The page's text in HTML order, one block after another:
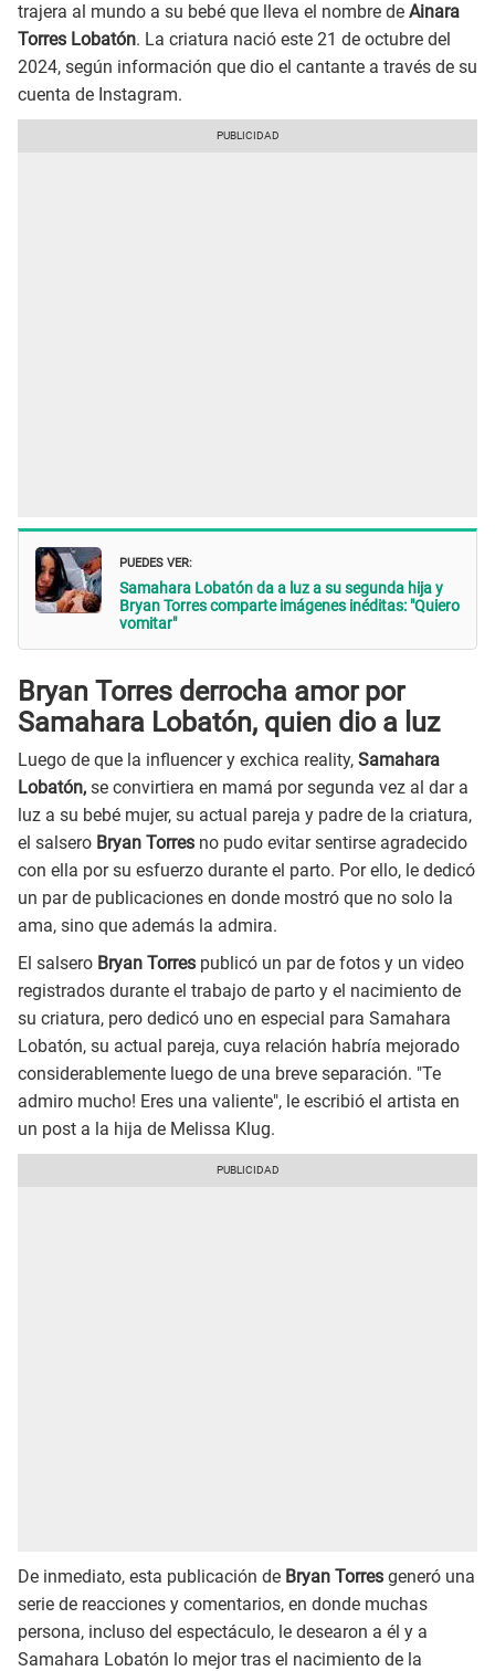
trajera al mundo a su bebé que lleva el nombre de Ainara
Torres Lobatón. La criatura nació este 21 de octubre del
2024, según información que dio el cantante a través de su
cuenta de Instagram.
PUEDES VER:
Samahara Lobatón da a luz a su segunda hija y
Bryan Torres comparte imágenes inéditas: "Quiero
vomitar"
Bryan Torres derrocha amor por
Samahara Lobatón, quien dio a luz
Luego de que la influencer y exchica reality, Samahara
Lobatón, se convirtiera en mamá por segunda vez al dar a
luz a su bebé mujer, su actual pareja y padre de la criatura,
el salsero Bryan Torres no pudo evitar sentirse agradecido
con ella por su esfuerzo durante el parto. Por ello, le dedicó
un par de publicaciones en donde mostró que no solo la
ama, sino que además la admira.
El salsero Bryan Torres publicó un par de fotos y un video
registrados durante el trabajo de parto y el nacimiento de
su criatura, pero dedicó uno en especial para Samahara
Lobatón, su actual pareja, cuya relación habría mejorado
considerablemente luego de una breve separación. "Te
admiro mucho! Eres una valiente", le escribió el artista en
un post a la hija de Melissa Klug.
De inmediato, esta publicación de Bryan Torres generó una
serie de reacciones y comentarios, en donde muchas
persona, incluso del espectáculo, le desearon a él y a
Samahara Lobatón lo mejor tras el nacimiento de la